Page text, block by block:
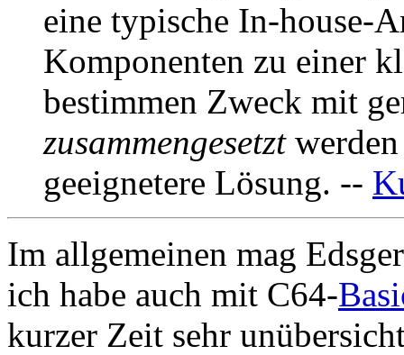
eine typische In-house-
Komponenten zu einer
bestimmen Zweck mit
zusammengesetztwerden
geeignetere Lösung. --
Im allgemeinen mag
ich habe auch mit C64-
kurzer Zeit sehr